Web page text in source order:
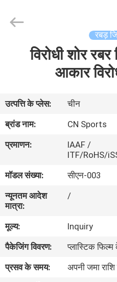
हमारे
बारे
कारखाना
भ्रमण
गुणवत्ता
नियंत्रण
Materials
रबड़
विरोधी शोर
आकार
उत्पत्ति के प्लेस:
चीन
ब्रांड नाम:
CN Sports
प्रमाणन:
IAAF /
ITF/RoHS/
मॉडल संख्या:
सीएन-003
न्यूनतम आदेश
मात्रा:
/
मूल्य:
Inquiry
पैकेजिंग विवरण:
प्लास्टिक फिल्म
प्रसव के समय:
अपनी जमा